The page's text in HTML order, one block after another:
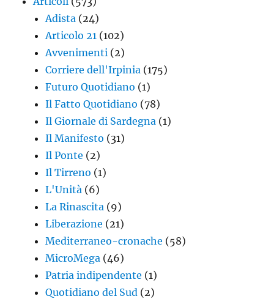
Adista (24)
Articolo 21 (102)
Avvenimenti (2)
Corriere dell'Irpinia (175)
Futuro Quotidiano (1)
Il Fatto Quotidiano (78)
Il Giornale di Sardegna (1)
Il Manifesto (31)
Il Ponte (2)
Il Tirreno (1)
L'Unità (6)
La Rinascita (9)
Liberazione (21)
Mediterraneo-cronache (58)
MicroMega (46)
Patria indipendente (1)
Quotidiano del Sud (2)